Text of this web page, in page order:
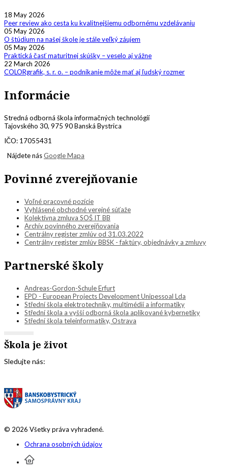
18 May 2026
Peer review ako cesta ku kvalitnejšiemu odbornému vzdelávaniu
05 May 2026
O štúdium na našej škole je stále veľký záujem
05 May 2026
Praktická časť maturitnej skúšky – veselo aj vážne
22 March 2026
COLORgrafik, s. r. o. – podnikanie môže mať aj ľudský rozmer
Informácie
Stredná odborná škola informačných technológií
Tajovského 30, 975 90 Banská Bystrica
IČO: 17055431
Nájdete násGoogle Mapa
Povinné zverejňovanie
Voľné pracovné pozície
Vyhlásené obchodné verejné súťaže
Kolektívna zmluva SOŠ IT BB
Archív povinného zverejňovania
Centrálny register zmlúv od 31.03.2022
Centrálny register zmlúv BBSK - faktúry, objednávky a zmluvy
Partnerské školy
Andreas-Gordon-Schule Erfurt
EPD - European Projects Development Unipessoal Lda
Střední škola elektrotechniky, multimédií a informatiky
Střední škola a vyšší odborná škola aplikované kybernetiky
Střední škola teleinformatiky, Ostrava
Škola je život
Sledujte nás:
© 2026 Všetky práva vyhradené.
Ochrana osobných údajov